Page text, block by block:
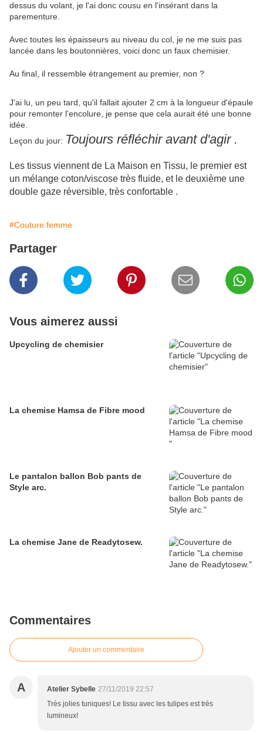
dessus du volant, je l'ai donc cousu en l'insérant dans la
parementure.
Avec toutes les épaisseurs au niveau du col, je ne me suis pas
lancée dans les boutonnières, voici donc un faux chemisier.
Au final, il ressemble étrangement au premier, non ?
J'ai lu, un peu tard, qu'il fallait ajouter 2 cm à la longueur d'épaule
pour remonter l'encolure, je pense que cela aurait été une bonne
idée.
Leçon du jour: Toujours réfléchir avant d'agir .
Les tissus viennent de La Maison en Tissu, le premier est
un mélange coton/viscose très fluide, et le deuxième une
double gaze réversible, très confortable .
#Couture femme
Partager
Vous aimerez aussi
Upcycling de chemisier
La chemise Hamsa de Fibre mood
Le pantalon ballon Bob pants de
Style arc.
La chemise Jane de Readytosew.
Commentaires
Ajouter un commentaire
A Atelier Sybelle 27/11/2019 22:57
Très jolies tuniques! Le tissu avec les tulipes est très
lumineux!